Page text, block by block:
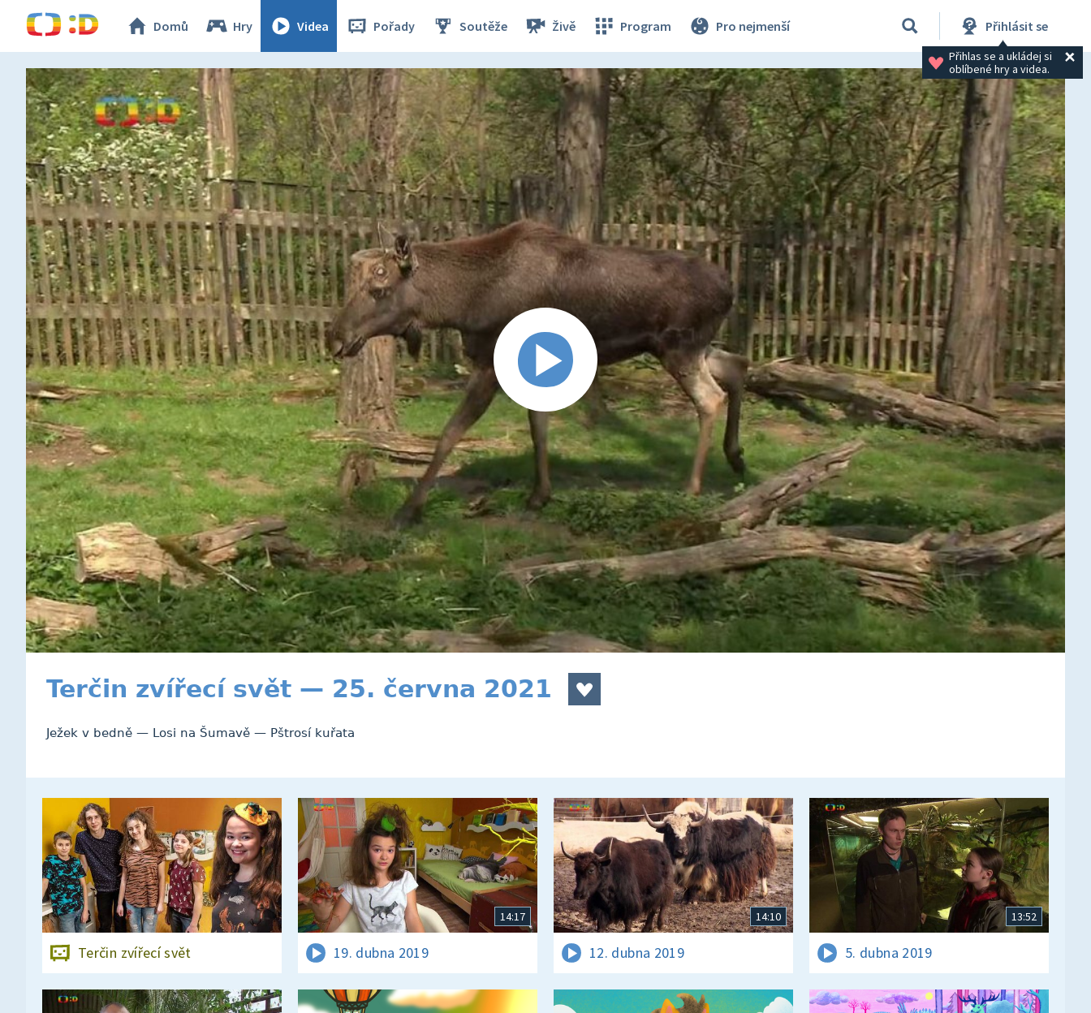
Domů Hry Videa Pořady Soutěže Živě Program Pro nejmenší Přihlásit se
Přihlas se a ukládej si
oblíbené hry a videa.
Terčin zvířecí svět — 25. června 2021
Ježek v bedně — Losi na Šumavě — Pštrosí kuřata
Terčin zvířecí svět
14:17
19. dubna 2019
14:10
12. dubna 2019
13:52
5. dubna 2019